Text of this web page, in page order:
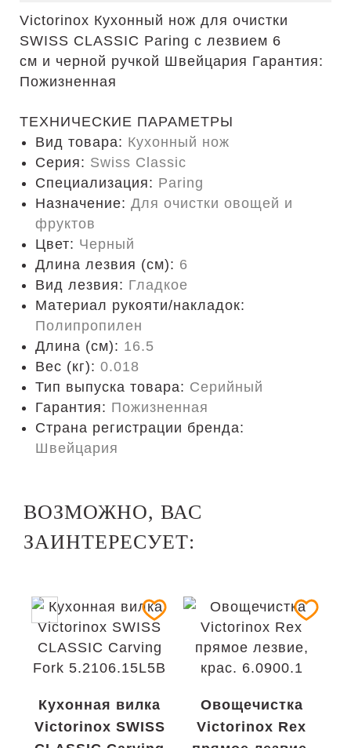
Victorinox Кухонный нож для очистки
SWISS CLASSIC Paring с лезвием 6
см и черной ручкой Швейцария Гарантия:
Пожизненная
ТЕХНИЧЕСКИЕ ПАРАМЕТРЫ
Вид товара: Кухонный нож
Серия: Swiss Classic
Специализация: Paring
Назначение: Для очистки овощей и
фруктов
Цвет: Черный
Длина лезвия (см): 6
Вид лезвия: Гладкое
Материал рукояти/накладок:
Полипропилен
Длина (cм): 16.5
Вес (кг): 0.018
Тип выпуска товара: Серийный
Гарантия: Пожизненная
Страна регистрации бренда:
Швейцария
ВОЗМОЖНО, ВАС
ЗАИНТЕРЕСУЕТ:
Кухонная вилка
Victorinox SWISS
Овощечистка
Victorinox Rex